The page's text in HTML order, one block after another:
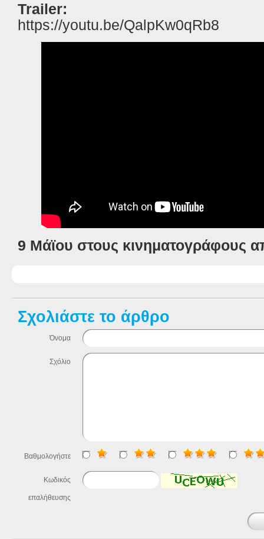
Trailer:
https://youtu.be/QalpKw0qRb8
9 Μάϊου στους κινηματογράφους
Σχολιάστε το άρθρο
Όνομα
Σχόλιο
Βαθμολογήστε
Κωδικός
επαλήθευσης